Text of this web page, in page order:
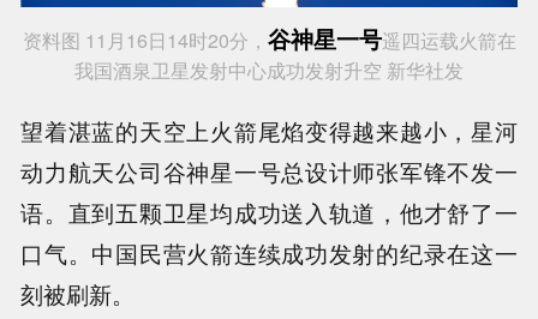
资料图 11月16日14时20分， 谷神星一号遥四运载火箭在
我国酒泉卫星发射中心成功发射升空 新华社发
望着湛蓝的天空上火箭尾焰变得越来越小，星河
动力航天公司谷神星一号总设计师张军锋不发一
语。直到五颗卫星均成功送入轨道，他才舒了一
口气。中国民营火箭连续成功发射的纪录在这一
刻被刷新。